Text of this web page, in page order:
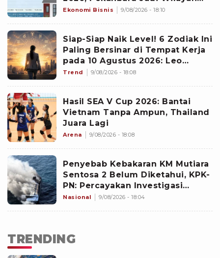
Paling Mencolok
Ekonomi Bisnis 9/08/2026 - 18:10
Siap-Siap Naik Level! 6 Zodiak Ini
Paling Bersinar di Tempat Kerja
pada 10 Agustus 2026: Leo
Emban Peran Penting
Trend 9/08/2026 - 18:08
Hasil SEA V Cup 2026: Bantai
Vietnam Tanpa Ampun, Thailand
Juara Lagi
Arena 9/08/2026 - 18:08
Penyebab Kebakaran KM Mutiara
Sentosa 2 Belum Diketahui, KPK-
PN: Percayakan Investigasi
kepada KNKT
Nasional 9/08/2026 - 18:04
TRENDING